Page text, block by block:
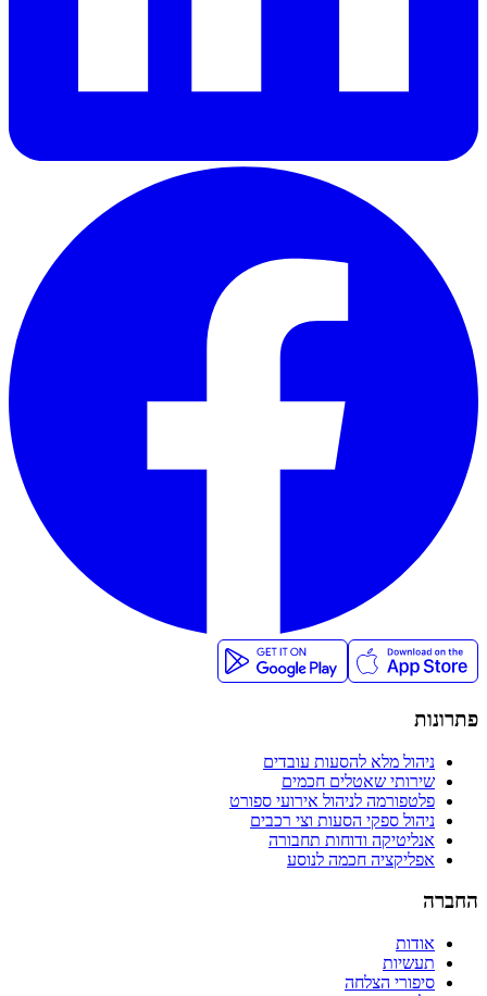
פתרונות
ניהול מלא להסעות עובדים
שירותי שאטלים חכמים
פלטפורמה לניהול אירועי ספורט
ניהול ספקי הסעות וצי רכבים
אנליטיקה ודוחות תחבורה
אפליקציה חכמה לנוסע
החברה
אודות
תעשיות
סיפורי הצלחה